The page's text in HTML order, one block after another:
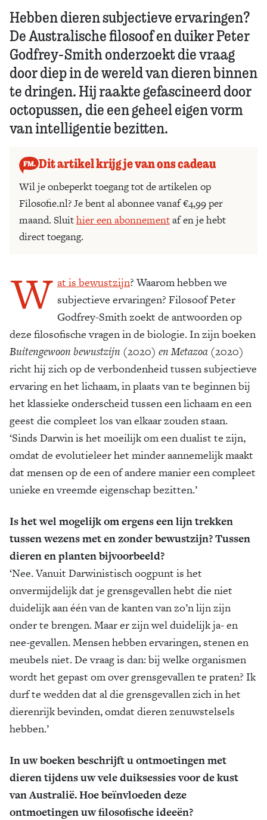
Hebben dieren subjectieve ervaringen?
De Australische filosoof en duiker Peter
Godfrey-Smith onderzoekt die vraag
door diep in de wereld van dieren binnen
te dringen. Hij raakte gefascineerd door
octopussen, die een geheel eigen vorm
van intelligentie bezitten.
Dit artikel krijg je van ons cadeau
Wil je onbeperkt toegang tot de artikelen op
Filosofie.nl? Je bent al abonnee vanaf €4,99 per
maand. Sluithier een abonnementaf en je hebt
direct toegang.
W at is bewustzijn? Waarom hebben we
subjectieve ervaringen? Filosoof Peter
Godfrey-Smith zoekt de antwoorden op
deze filosofische vragen in de biologie. In zijn boeken
Buitengewoon bewustzijn (2020) en Metazoa (2020)
richt hij zich op de verbondenheid tussen subjectieve
ervaring en het lichaam, in plaats van te beginnen bij
het klassieke onderscheid tussen een lichaam en een
geest die compleet los van elkaar zouden staan.
‘Sinds Darwin is het moeilijk om een dualist te zijn,
omdat de evolutieleer het minder aannemelijk maakt
dat mensen op de een of andere manier een compleet
unieke en vreemde eigenschap bezitten.’
Is het wel mogelijk om ergens een lijn trekken
tussen wezens met en zonder bewustzijn? Tussen
dieren en planten bijvoorbeeld?
‘Nee. Vanuit Darwinistisch oogpunt is het
onvermijdelijk dat je grensgevallen hebt die niet
duidelijk aan één van de kanten van zo’n lijn zijn
onder te brengen. Maar er zijn wel duidelijk ja- en
nee-gevallen. Mensen hebben ervaringen, stenen en
meubels niet. De vraag is dan: bij welke organismen
wordt het gepast om over grensgevallen te praten? Ik
durf te wedden dat al die grensgevallen zich in het
dierenrijk bevinden, omdat dieren zenuwstelsels
hebben.’
In uw boeken beschrijft u ontmoetingen met
dieren tijdens uw vele duiksessies voor de kust
van Australië. Hoe beïnvloeden deze
ontmoetingen uw filosofische ideeën?